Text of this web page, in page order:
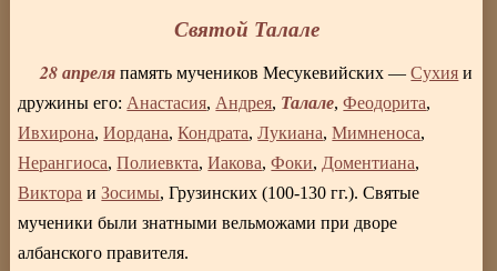
Святой Талале
28 апреля память мучеников Месукевийских —Сухия и
дружины его: Анастасия, Андрея, Талале,Феодорита,
Ивхирона,Иордана,Кондрата,Лукиана,Мимненоса,
Нерангиоса,Полиевкта,Иакова,Фоки, Доментиана,
Виктора иЗосимы, Грузинских (100-130 гг.). Святые
мученики были знатными вельможами при дворе
албанского правителя.